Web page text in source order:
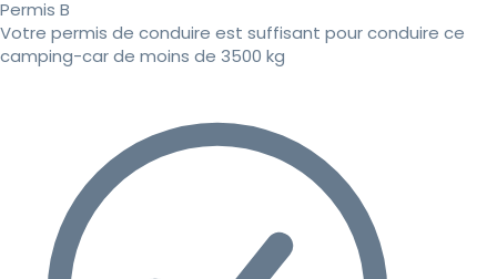
Permis B
Votre permis de conduire est suffisant pour conduire ce
camping-car de moins de 3500 kg